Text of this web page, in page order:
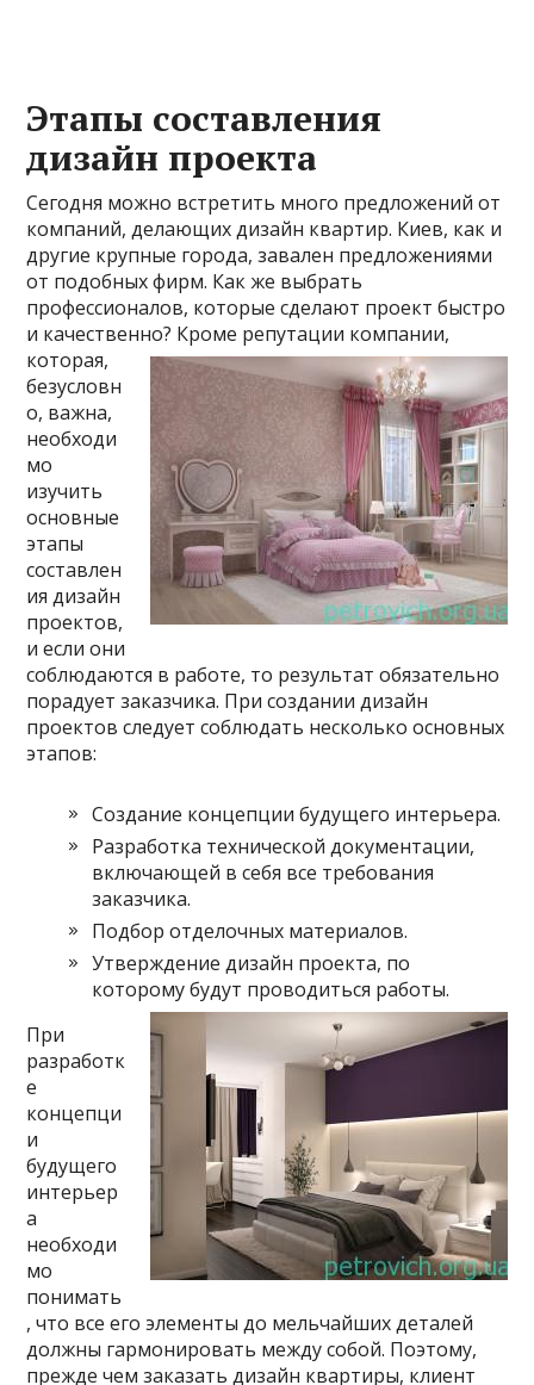
Этапы составления
дизайн проекта
Сегодня можно встретить много предложений от
компаний, делающих дизайн квартир. Киев, как и
другие крупные города, завален предложениями
от подобных фирм. Как же выбрать
профессионалов, которые сделают проект быстро
и качественно? Кроме репутации компании,
которая,
безусловн
о, важна,
необходи
мо
изучить
основные
этапы
составлен
ия дизайн
проектов,
и если они
соблюдаются в работе, то результат обязательно
порадует заказчика. При создании дизайн
проектов следует соблюдать несколько основных
этапов:
Создание концепции будущего интерьера.
Разработка технической документации,
включающей в себя все требования
заказчика.
Подбор отделочных материалов.
Утверждение дизайн проекта, по
которому будут проводиться работы.
При
разработк
е
концепци
и
будущего
интерьер
а
необходи
мо
понимать
, что все его элементы до мельчайших деталей
должны гармонировать между собой. Поэтому,
прежде чем заказать дизайн квартиры, клиент